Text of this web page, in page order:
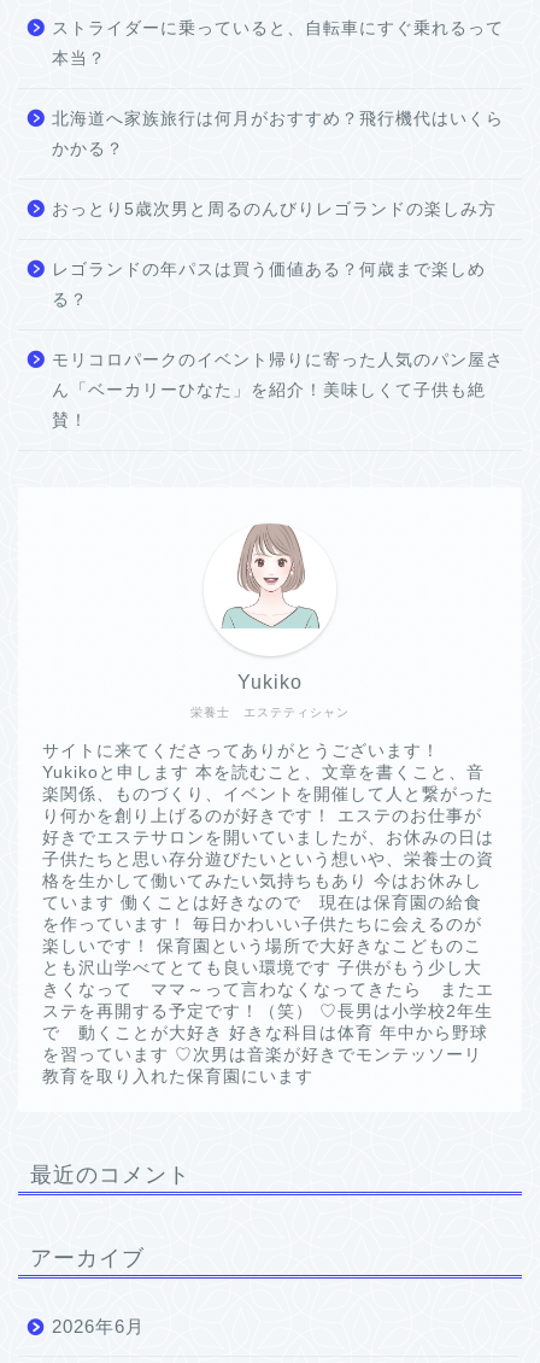
ストライダーに乗っていると、自転車にすぐ乗れるって
本当？
北海道へ家族旅行は何月がおすすめ？飛行機代はいくら
かかる？
おっとり5歳次男と周るのんびりレゴランドの楽しみ方
レゴランドの年パスは買う価値ある？何歳まで楽しめ
る？
モリコロパークのイベント帰りに寄った人気のパン屋さ
ん「ベーカリーひなた」を紹介！美味しくて子供も絶
賛！
栄養士 エステティシャン
Yukiko
サイトに来てくださってありがとうございます！
Yukikoと申します 本を読むこと、文章を書くこと、音
楽関係、ものづくり、イベントを開催して人と繋がった
り何かを創り上げるのが好きです！ エステのお仕事が
好きでエステサロンを開いていましたが、お休みの日は
子供たちと思い存分遊びたいという想いや、栄養士の資
格を生かして働いてみたい気持ちもあり 今はお休みし
ています 働くことは好きなので 現在は保育園の給食
を作っています！ 毎日かわいい子供たちに会えるのが
楽しいです！ 保育園という場所で大好きなこどものこ
とも沢山学べてとても良い環境です 子供がもう少し大
きくなって ママ～って言わなくなってきたら またエ
ステを再開する予定です！（笑） ♡長男は小学校2年生
で 動くことが大好き 好きな科目は体育 年中から野球
を習っています ♡次男は音楽が好きでモンテッソーリ
教育を取り入れた保育園にいます
最近のコメント
アーカイブ
2026年6月